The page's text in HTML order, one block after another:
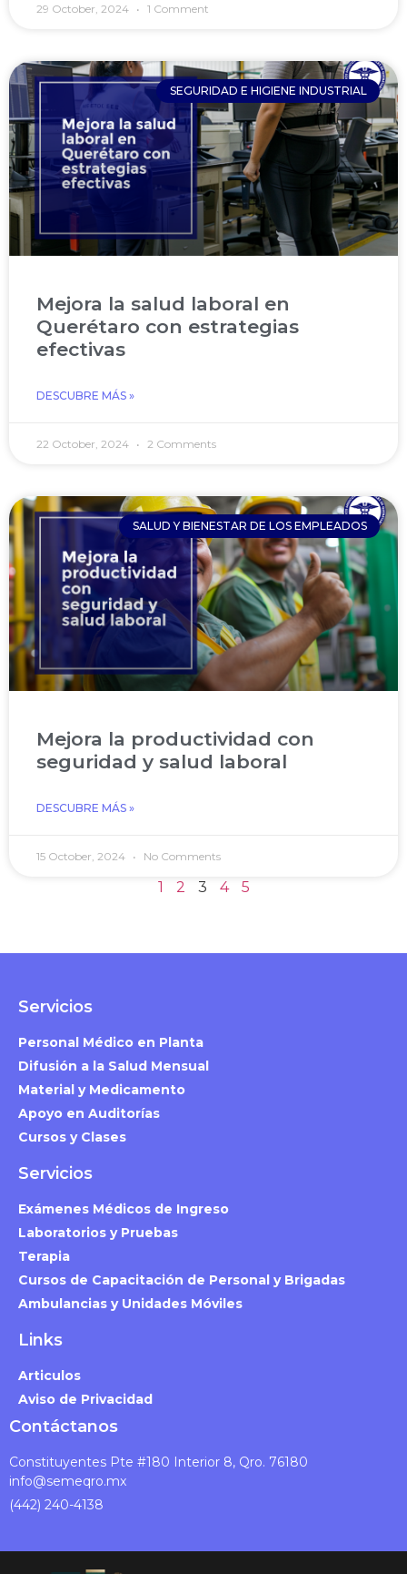
29 October, 2024 1 Comment
SEGURIDAD E HIGIENE INDUSTRIAL
Mejora la salud laboral en
Querétaro con estrategias
efectivas
DESCUBRE MÁS »
22 October, 2024 2 Comments
SALUD Y BIENESTAR DE LOS EMPLEADOS
Mejora la productividad con
seguridad y salud laboral
DESCUBRE MÁS »
15 October, 2024 No Comments
1 2 3 4 5
Servicios
Personal Médico en Planta
Difusión a la Salud Mensual
Material y Medicamento
Apoyo en Auditorías
Cursos y Clases
Servicios
Exámenes Médicos de Ingreso
Laboratorios y Pruebas
Terapia
Cursos de Capacitación de Personal y Brigadas
Ambulancias y Unidades Móviles
Links
Articulos
Aviso de Privacidad
Contáctanos
Constituyentes Pte #180 Interior 8, Qro. 76180
info@semeqro.mx
(442) 240-4138